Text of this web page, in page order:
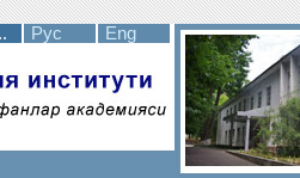
Рус Eng